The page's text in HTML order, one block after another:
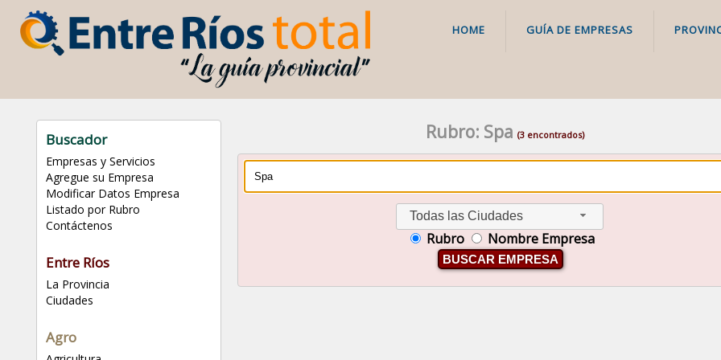
HOME GUÍA DE EMPRESAS
Buscador
Empresas y Servicios
Agregue su Empresa
Modificar Datos Empresa
Listado por Rubro
Contáctenos
Entre Ríos
La Provincia
Ciudades
Agro
Rubro: Spa (3 encontrados)
Todas las Ciudades
Rubro Nombre Empresa
BUSCAR EMPRESA